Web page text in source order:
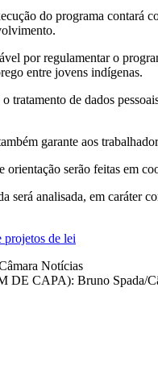
do programa contará
por regulamentar o
entre jovens indígenas.
tratamento de dados
garante aos
orientação serão feitas em
será analisada, em caráter
projetos de lei
Notícias
DE CAPA): Bruno Spada/